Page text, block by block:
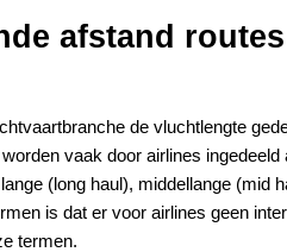
afstand routes
de vluchtlengte
vaak door airlines ingedeeld
(long haul), middellange (mid
is dat er voor airlines geen
termen.